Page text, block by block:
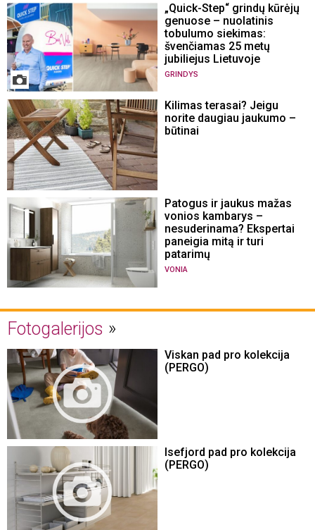
„Quick-Step“ grindų kūrėjų
genuose – nuolatinis
tobulumo siekimas:
švenčiamas 25 metų
jubiliejus Lietuvoje
GRINDYS
Kilimas terasai? Jeigu
norite daugiau jaukumo –
būtinai
Patogus ir jaukus mažas
vonios kambarys –
nesuderinama? Ekspertai
paneigia mitą ir turi
patarimų
VONIA
Fotogalerijos
Viskan pad pro kolekcija
(PERGO)
Isefjord pad pro kolekcija
(PERGO)